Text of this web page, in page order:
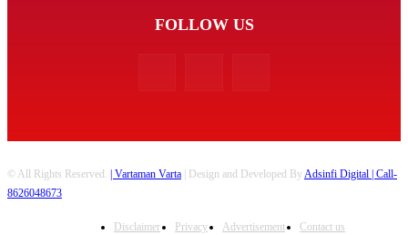
FOLLOW US
© All Rights Reserved. | Vartaman Varta | Design and Developed ByAdsinfi Digital | Call-
8626048673
Disclaimer Privacy Advertisement Contact us